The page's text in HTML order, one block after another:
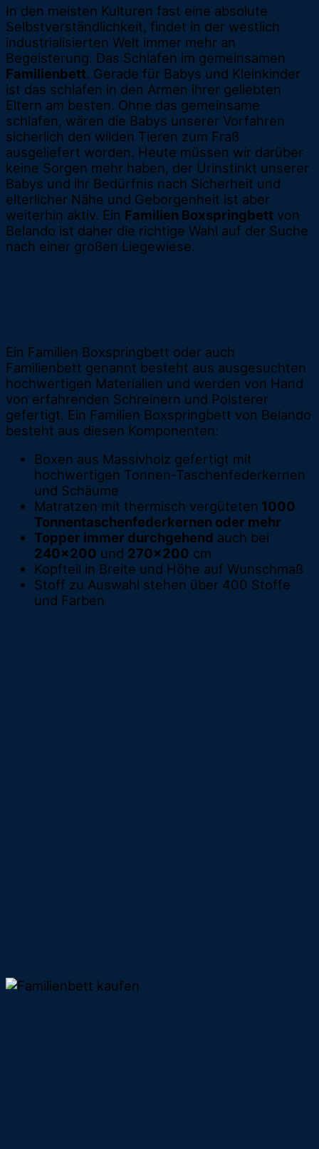
In den meisten Kulturen fast eine absolute
Selbstverständlichkeit, findet in der westlich
industrialisierten Welt immer mehr an
Begeisterung. Das Schlafen im gemeinsamen
Familienbett. Gerade für Babys und Kleinkinder
ist das schlafen in den Armen ihrer geliebten
Eltern am besten. Ohne das gemeinsame
schlafen, wären die Babys unserer Vorfahren
sicherlich den wilden Tieren zum Fraß
ausgeliefert worden. Heute müssen wir darüber
keine Sorgen mehr haben, der Urinstinkt unserer
Babys und ihr Bedürfnis nach Sicherheit und
elterlicher Nähe und Geborgenheit ist aber
weiterhin aktiv. Ein Familien Boxspringbett von
Belando ist daher die richtige Wahl auf der Suche
nach einer großen Liegewiese.
Ein Familien Boxspringbett oder auch
Familienbett genannt besteht aus ausgesuchten
hochwertigen Materialien und werden von Hand
von erfahrenden Schreinern und Polsterer
gefertigt. Ein Familien Boxspringbett von Belando
besteht aus diesen Komponenten:
Boxen aus Massivholz gefertigt mit
hochwertigen Tonnen-Taschenfederkernen
und Schäume
Matratzen mit thermisch vergüteten 1000
Tonnentaschenfederkernen oder mehr
Topper immer durchgehend auch bei
240x200 und 270x200 cm
Kopfteil in Breite und Höhe auf Wunschmaß
Stoff zu Auswahl stehen über 400 Stoffe
und Farben